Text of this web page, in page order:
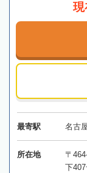
現
最寄駅 名古
所在地
〒
下